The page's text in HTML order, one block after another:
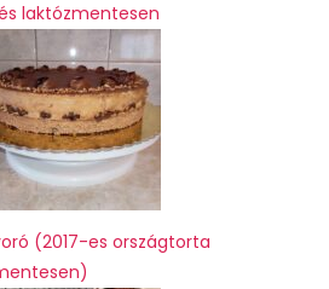
laktózmentesen
(2017-es országtorta